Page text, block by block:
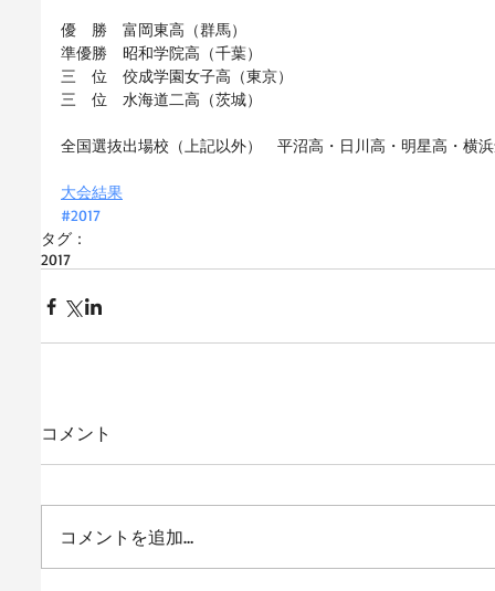
優　勝　富岡東高（群馬）
準優勝　昭和学院高（千葉）
三　位　佼成学園女子高（東京）
三　位　水海道二高（茨城）
全国選抜出場校（上記以外）　平沼高・日川高・明星高・横
大会結果
#2017
タグ：
2017
コメント
コメントを追加…